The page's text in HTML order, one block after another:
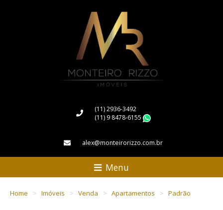
(11) 2936-3492
(11) 9 8478-6155
alex@monteirorizzo.com.br
Menu
Home Imóveis Venda Apartamentos Padrão